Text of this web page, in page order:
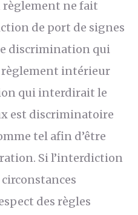
ne fait
de port de signes
discrimination qui
règlement intérieur
qui interdirait le
est discriminatoire
tel afin d’être
Si l’interdiction
circonstances
des règles